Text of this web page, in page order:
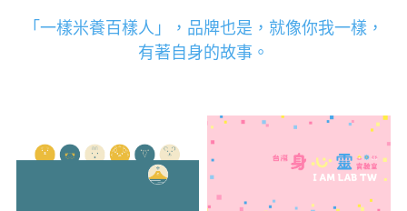
「一樣米養百樣人」，品牌也是，就像你我一樣，
有著自身的故事。